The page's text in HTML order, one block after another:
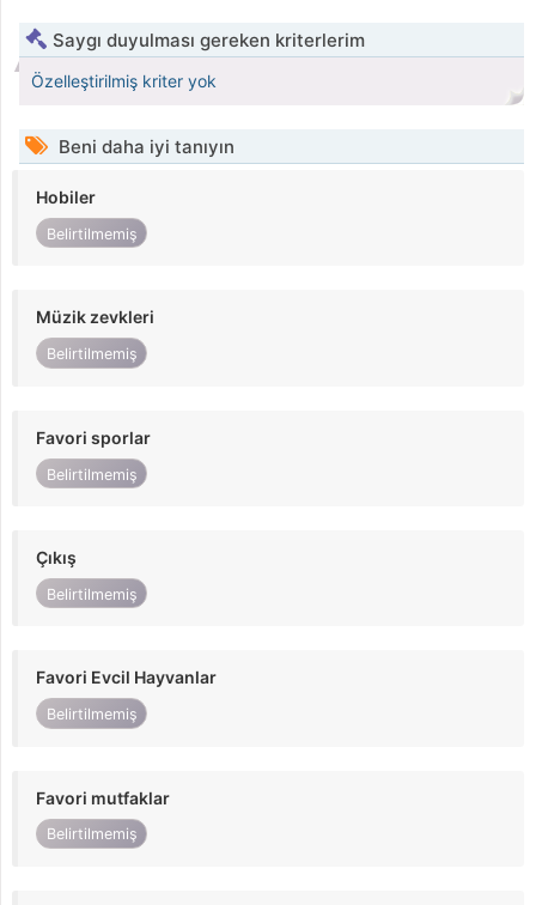
Saygı duyulması gereken kriterlerim
Özelleştirilmiş kriter yok
Beni daha iyi tanıyın
Hobiler
Belirtilmemiş
Müzik zevkleri
Belirtilmemiş
Favori sporlar
Belirtilmemiş
Çıkış
Belirtilmemiş
Favori Evcil Hayvanlar
Belirtilmemiş
Favori mutfaklar
Belirtilmemiş